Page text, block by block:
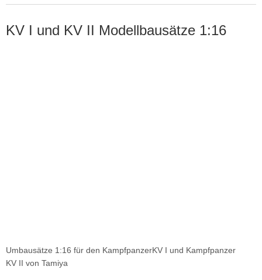
KV I und KV II Modellbausätze 1:16
Umbausätze 1:16 für den KampfpanzerKV I und Kampfpanzer
KV II von Tamiya